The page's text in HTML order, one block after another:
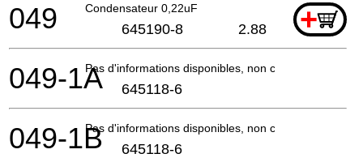
Condensateur 0,22uF +
049 645190-8 2.88
Pas d'informations disponibles, non commandable
049-1A 645118-6
Pas d'informations disponibles, non commandable
049-1B 645118-6